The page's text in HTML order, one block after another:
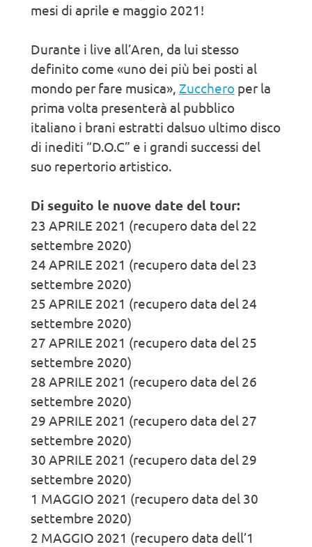
mesi di aprile e maggio 2021!
Durante i live all’Aren, da lui stesso
definito come «uno dei più bei posti al
mondo per fare musica», Zucchero per la
prima volta presenterà al pubblico
italiano i brani estratti dalsuo ultimo disco
di inediti “D.O.C” e i grandi successi del
suo repertorio artistico.
Di seguito le nuove date del tour:
23 APRILE 2021 (recupero data del 22
settembre 2020)
24 APRILE 2021 (recupero data del 23
settembre 2020)
25 APRILE 2021 (recupero data del 24
settembre 2020)
27 APRILE 2021 (recupero data del 25
settembre 2020)
28 APRILE 2021 (recupero data del 26
settembre 2020)
29 APRILE 2021 (recupero data del 27
settembre 2020)
30 APRILE 2021 (recupero data del 29
settembre 2020)
1 MAGGIO 2021 (recupero data del 30
settembre 2020)
2 MAGGIO 2021 (recupero data dell’1